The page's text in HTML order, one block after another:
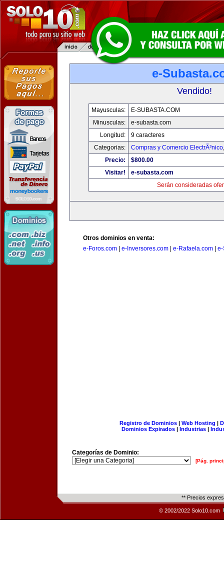
e-
Vendido!
Mayusculas:
E-SUBASTA.COM
Minusculas:
e-subasta.com
Longitud:
9 caracteres
Categorias:
Compras y Comercio ElectrÃ³nico
Precio:
$800.00
Visitar!
e-subasta.com
Serán consideradas
Otros dominios en venta:
e-Foros.com
e-Inversores.com e-Rafaela.com e-
Registro de Dominios| Web Hosting |
Dominios Expirados | Industrias |
Categorías de Dominio:
[Pág.
** Precios
© 2002/2022 Solo10.com